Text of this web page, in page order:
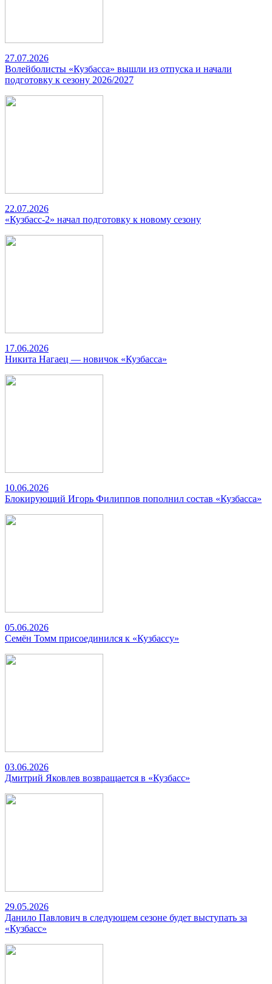
27.07.2026
Волейболисты «Кузбасса» вышли из отпуска и начали
подготовку к сезону 2026/2027
22.07.2026
«Кузбасс-2» начал подготовку к новому сезону
17.06.2026
Никита Нагаец — новичок «Кузбасса»
10.06.2026
Блокирующий Игорь Филиппов пополнил состав «Кузбасса»
05.06.2026
Семён Томм присоединился к «Кузбассу»
03.06.2026
Дмитрий Яковлев возвращается в «Кузбасс»
29.05.2026
Данило Павлович в следующем сезоне будет выступать за
«Кузбасс»